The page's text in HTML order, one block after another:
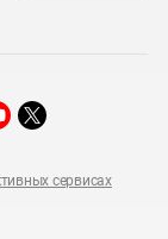
сервисах